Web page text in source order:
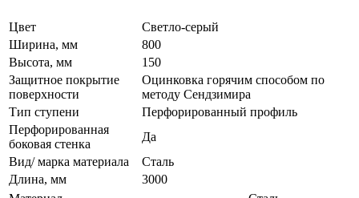
Цвет
Светло-серый
Ширина, мм
800
Высота, мм
150
Защитное покрытие
поверхности
Оцинковка горячим способом по
методу Сендзимира
Тип ступени
Перфорированный профиль
Перфорированная
боковая стенка
Да
Вид/ марка материала
Сталь
Длина, мм
3000